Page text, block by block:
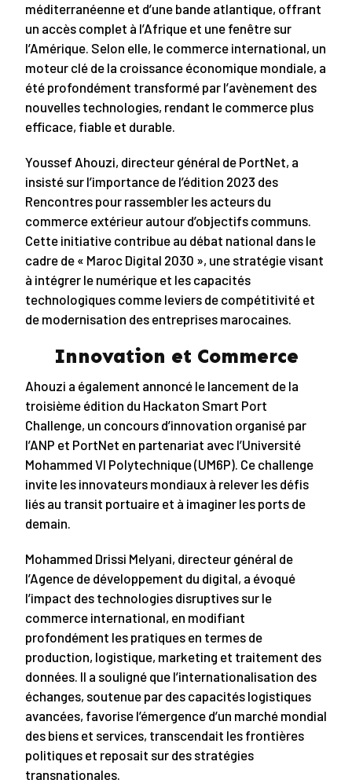
méditerranéenne et d’une bande atlantique, offrant
un accès complet à l’Afrique et une fenêtre sur
l’Amérique. Selon elle, le commerce international, un
moteur clé de la croissance économique mondiale, a
été profondément transformé par l’avènement des
nouvelles technologies, rendant le commerce plus
efficace, fiable et durable.
Youssef Ahouzi, directeur général de PortNet, a
insisté sur l’importance de l’édition 2023 des
Rencontres pour rassembler les acteurs du
commerce extérieur autour d’objectifs communs.
Cette initiative contribue au débat national dans le
cadre de « Maroc Digital 2030 », une stratégie visant
à intégrer le numérique et les capacités
technologiques comme leviers de compétitivité et
de modernisation des entreprises marocaines.
Innovation et Commerce
Ahouzi a également annoncé le lancement de la
troisième édition du Hackaton Smart Port
Challenge, un concours d’innovation organisé par
l’ANP et PortNet en partenariat avec l’Université
Mohammed VI Polytechnique (UM6P). Ce challenge
invite les innovateurs mondiaux à relever les défis
liés au transit portuaire et à imaginer les ports de
demain.
Mohammed Drissi Melyani, directeur général de
l’Agence de développement du digital, a évoqué
l’impact des technologies disruptives sur le
commerce international, en modifiant
profondément les pratiques en termes de
production, logistique, marketing et traitement des
données. Il a souligné que l’internationalisation des
échanges, soutenue par des capacités logistiques
avancées, favorise l’émergence d’un marché mondial
des biens et services, transcendait les frontières
politiques et reposait sur des stratégies
transnationales.